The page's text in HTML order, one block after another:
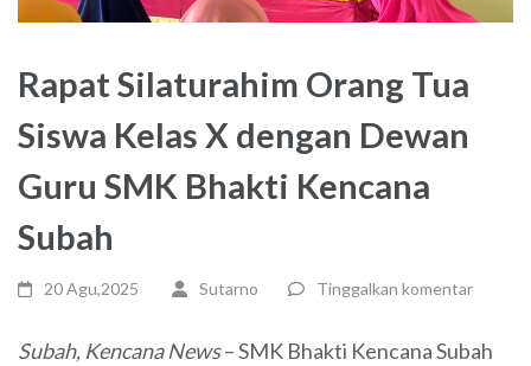
Rapat Silaturahim Orang Tua
Siswa Kelas X dengan Dewan
Guru SMK Bhakti Kencana
Subah
20 Agu,2025 Sutarno Tinggalkan komentar
Subah, Kencana News– SMK Bhakti Kencana Subah